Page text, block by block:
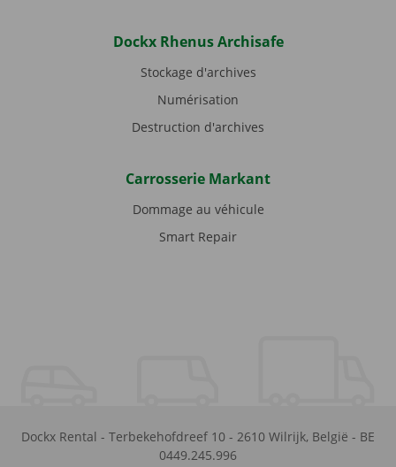
Dockx Rhenus Archisafe
Stockage d'archives
Numérisation
Destruction d'archives
Carrosserie Markant
Dommage au véhicule
Smart Repair
Dockx Rental - Terbekehofdreef 10 - 2610 Wilrijk, België - BE
0449.245.996